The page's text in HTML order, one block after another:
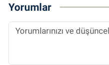
Yorumlar